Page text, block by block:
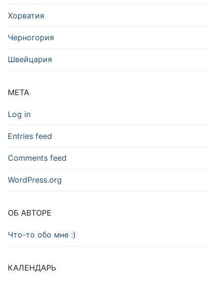
Хорватия
Черногория
Швейцария
META
Log in
Entries feed
Comments feed
WordPress.org
ОБ АВТОРЕ
Что-то обо мне :)
КАЛЕНДАРЬ